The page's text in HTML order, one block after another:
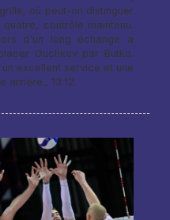
où peut-on distinguer
contrôle maintenu.
d'un long échange a
Ouchkov par Butko.
excellent service et une
arrière., 13:12.